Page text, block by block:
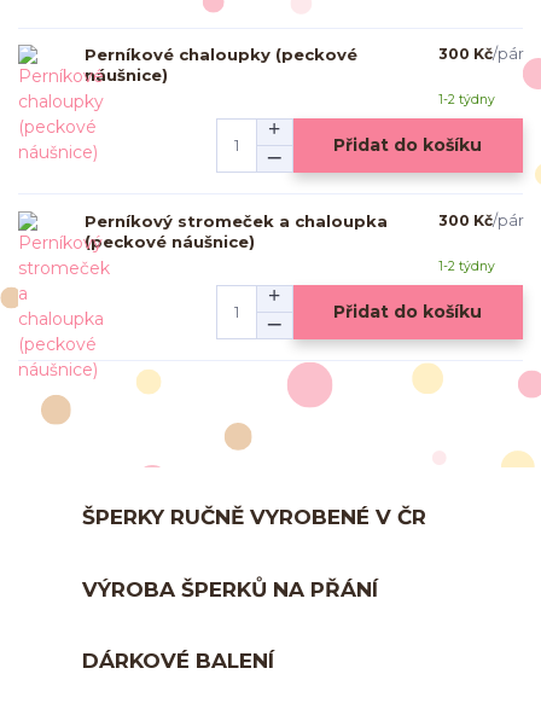
Perníkové chaloupky (peckové
náušnice)
300 Kč/pár
1-2 týdny
Přidat do košíku
Perníkový stromeček a chaloupka
(peckové náušnice)
300 Kč/pár
1-2 týdny
Přidat do košíku
ŠPERKY RUČNĚ VYROBENÉ V ČR
VÝROBA ŠPERKŮ NA PŘÁNÍ
DÁRKOVÉ BALENÍ